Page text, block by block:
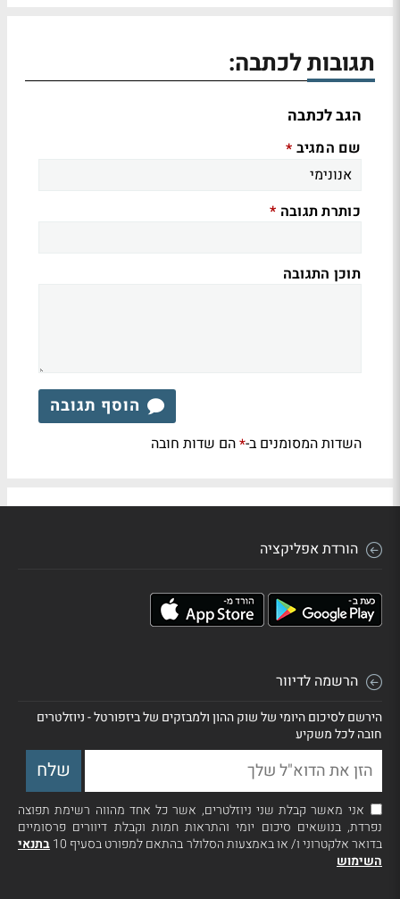
תגובות לכתבה:
הגב לכתבה
שם המגיב *
כותרת תגובה *
תוכן התגובה
הוסף תגובה
השדות המסומנים ב-*הם שדות חובה
הורדת אפליקציה
הרשמה לדיוור
הירשם לסיכום היומי של שוק ההון ולמבזקים של ביזפורטל - ניוזלטרים
חובה לכל משקיע
אני מאשר קבלת שני ניוזלטרים, אשר כל אחד מהווה רשימת תפוצה
נפרדת, בנושאים סיכום יומי והתראות חמות וקבלת דיוורים פרסומיים
בדואר אלקטרוני ו/ או באמצעות הסלולר בהתאם למפורט בסעיף 10
בתנאי
השימוש